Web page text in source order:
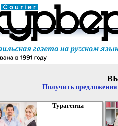
Получить
Турагенты